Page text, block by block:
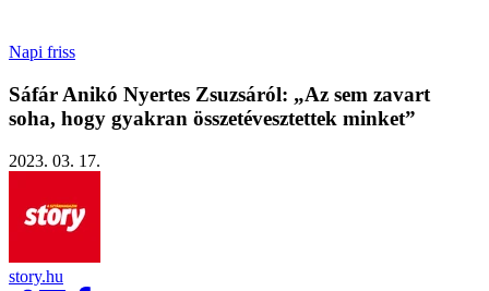
Napi friss
Sáfár Anikó Nyertes Zsuzsáról: „Az sem zavart
soha, hogy gyakran összetévesztettek minket”
2023. 03. 17.
story.hu